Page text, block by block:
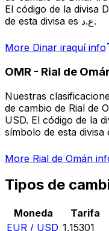
El código de la divisa
de esta divisa es ع.د.
More Dinar iraquíinfo
OMR - Rial de
Nuestras
de cambio de Rial de
USD. El código de la
More Rial de Omán
Tipos de
Moneda Tarifa
EUR / USD 1,15301